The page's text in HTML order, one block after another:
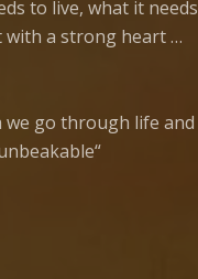
to live, what it needs
with a strong heart …
we go through life and